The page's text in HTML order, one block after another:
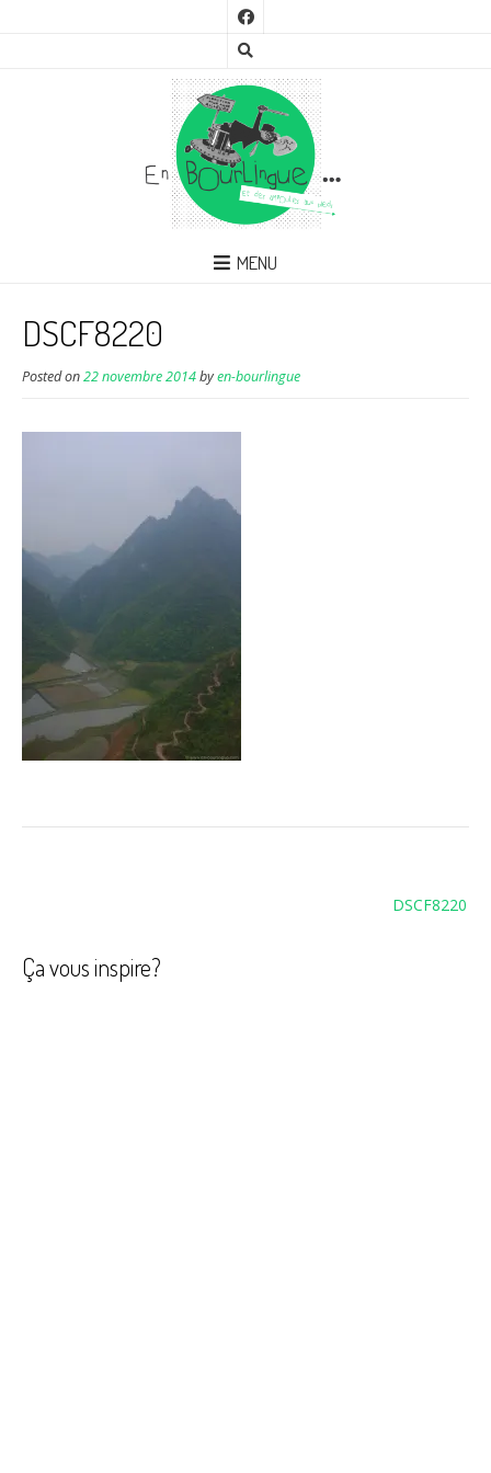
MENU
DSCF8220
Posted on22 novembre 2014byen-bourlingue
DSCF8220
Ça vous inspire?